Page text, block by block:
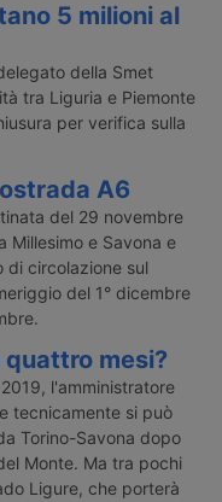
5 milioni al
della Smet
tra Liguria e Piemonte
per verifica sulla
A6
del 29 novembre
Millesimo e Savona e
di circolazione sul
del 1° dicembre
mesi?
l'amministratore
tecnicamente si può
Torino-Savona dopo
Monte. Ma tra pochi
Ligure, che porterà